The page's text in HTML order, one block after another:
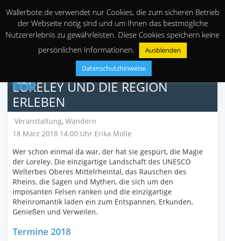
März
LORELEY UND DIE REGION
ERLEBEN
Veranstaltung, Wandern
18 März 2018 14:00 Uhr Erika Molle
Wer schon einmal da war, der hat sie gespürt, die Magie
der Loreley. Die einzigartige Landschaft des UNESCO
Welterbes Oberes Mittelrheintal, das Rauschen des
Rheins, die Sagen und Mythen, die sich um den
imposanten Felsen ranken und die einzigartige
Rheinromantik laden ein zum Entspannen, Erkunden,
Genießen und Verweilen.
Termine 2018
Wällerbote.de verwendet nur Cookies, die zum sicheren Betrieb
der Webseite nötig sind und um Ihnen das bestmögliche
Nutzererlebnis zu gewährleisten. Diese Cookies speichern keine
persönlichen Informationen.
Ausblenden
Datenschutzhinweise